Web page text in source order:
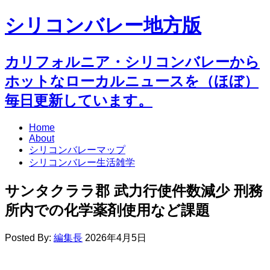
シリコンバレー地方版
カリフォルニア・シリコンバレーから
ホットなローカルニュースを（ほぼ）
毎日更新しています。
Home
About
シリコンバレーマップ
シリコンバレー生活雑学
サンタクララ郡 武力行使件数減少 刑務
所内での化学薬剤使用など課題
Posted By: 編集長 2026年4月5日